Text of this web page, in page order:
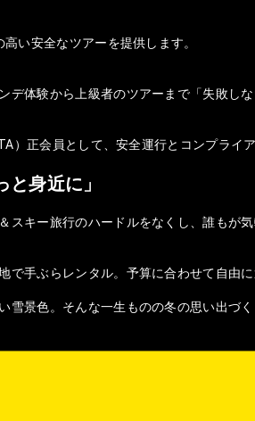
い安全なツアーを提供します。
体験から上級者のツアーまで「失敗しな
正会員として、安全運行とコンプライ
身近に」
スキー旅行のハードルをなくし、誰も
手ぶらレンタル。予算に合わせて自由に
雪景色。そんな一生ものの冬の思い出づ